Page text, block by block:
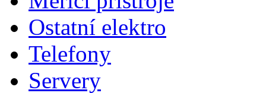
Ostatní elektro
Telefony
Servery